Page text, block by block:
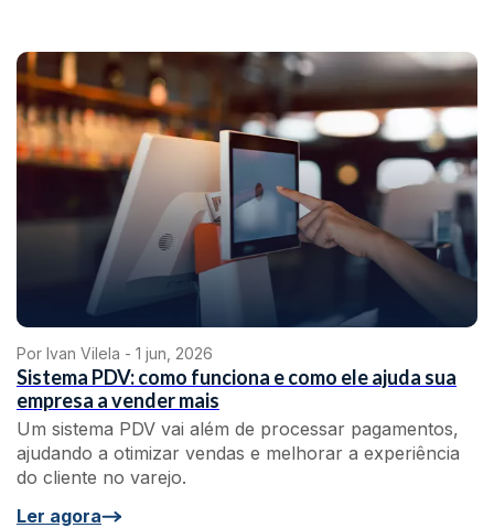
Por Ivan Vilela - 1 jun, 2026
Sistema PDV: como funciona e como ele ajuda sua
empresa a vender mais
Um sistema PDV vai além de processar pagamentos,
ajudando a otimizar vendas e melhorar a experiência
do cliente no varejo.
Ler agora